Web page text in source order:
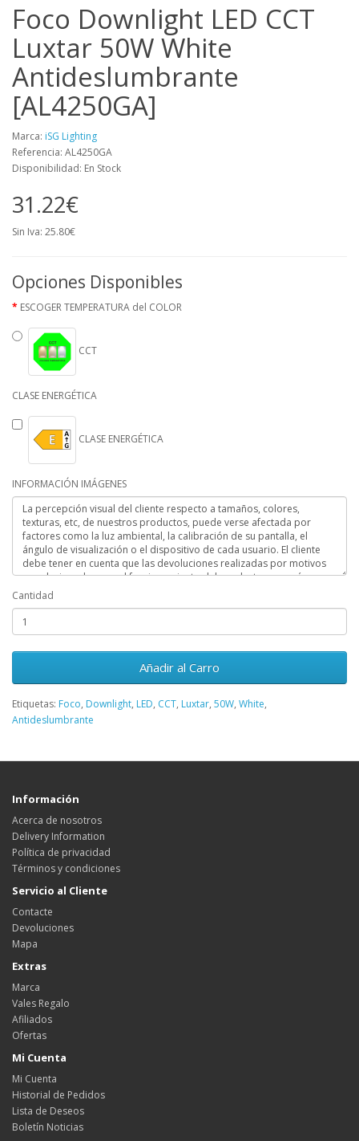
Foco Downlight LED CCT
Luxtar 50W White
Antideslumbrante
[AL4250GA]
Marca: iSG Lighting
Referencia: AL4250GA
Disponibilidad: En Stock
31.22€
Sin Iva: 25.80€
Opciones Disponibles
ESCOGER TEMPERATURA del COLOR
CCT
CLASE ENERGÉTICA
CLASE ENERGÉTICA
INFORMACIÓN IMÁGENES
Cantidad
Añadir al Carro
Etiquetas: Foco, Downlight, LED, CCT, Luxtar, 50W, White,
Antideslumbrante
Información
Acerca de nosotros
Delivery Information
Política de privacidad
Términos y condiciones
Servicio al Cliente
Contacte
Devoluciones
Mapa
Extras
Marca
Vales Regalo
Afiliados
Ofertas
Mi Cuenta
Mi Cuenta
Historial de Pedidos
Lista de Deseos
Boletín Noticias